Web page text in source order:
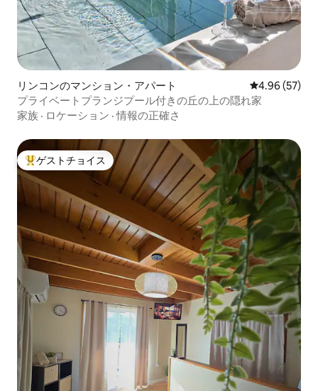
リンコンのマンション・アパート レビュー57
4.96 (57)
プライベートプランジプール付きの丘の上の隠れ家
家族 · ロケーション ·情報の正確さ
大好評のゲストチョイスです。
ゲストチョイス